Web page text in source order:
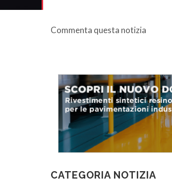
Commenta questa notizia
CATEGORIA NOTIZIA